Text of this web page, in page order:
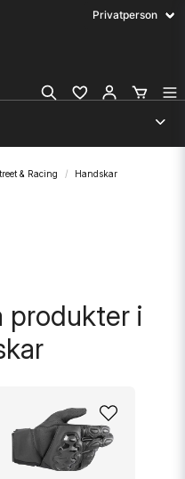
& Racing Handskar
produkter i